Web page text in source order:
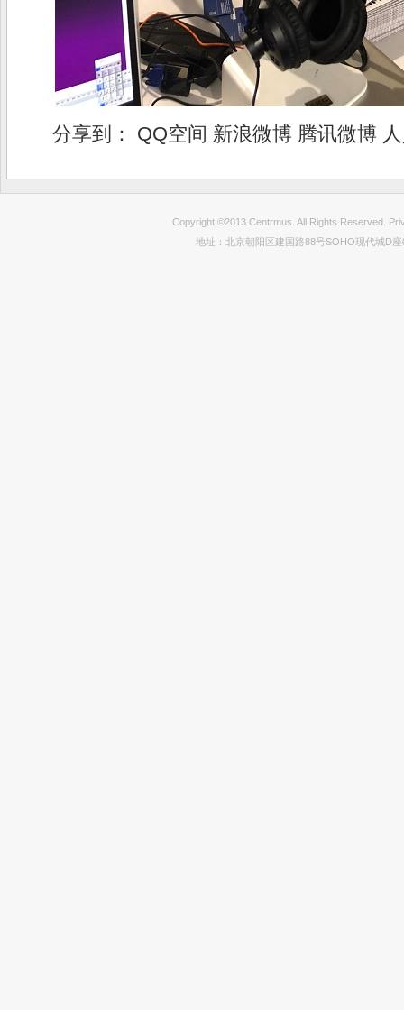
分享到： QQ空间 新浪微博 腾讯微博
Copyright ©2013 Centrmus. All Rights Reserved.
地址：北京朝阳区建国路88号SOHO现代城D